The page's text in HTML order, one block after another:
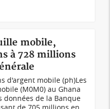
mobile,
à 728 millions
d'argent mobile (ph)Les
(M0M0) au Ghana
données de la Banque